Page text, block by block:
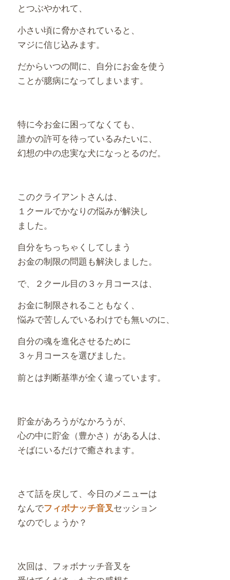
とつぶやかれて、
小さい頃に脅かされていると、
マジに信じ込みます。
だからいつの間に、自分にお金を使う
ことが臆病になってしまいます。
特に今お金に困ってなくても、
誰かの許可を待っているみたいに、
幻想の中の忠実な犬になっとるのだ。
このクライアントさんは、
１クールでかなりの悩みが解決し
ました。
自分をちっちゃくしてしまう
お金の制限の問題も解決しました。
で、２クール目の３ヶ月コースは、
お金に制限されることもなく、
悩みで苦しんでいるわけでも無いのに、
自分の魂を進化させるために
３ヶ月コースを選びました。
前とは判断基準が全く違っています。
貯金があろうがなかろうが、
心の中に貯金（豊かさ）がある人は、
そばにいるだけで癒されます。
さて話を戻して、今日のメニューは
なんでフィボナッチ音叉セッション
なのでしょうか？
次回は、フォボナッチ音叉を